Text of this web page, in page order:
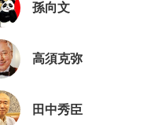
孫向文
高須克弥
田中秀臣